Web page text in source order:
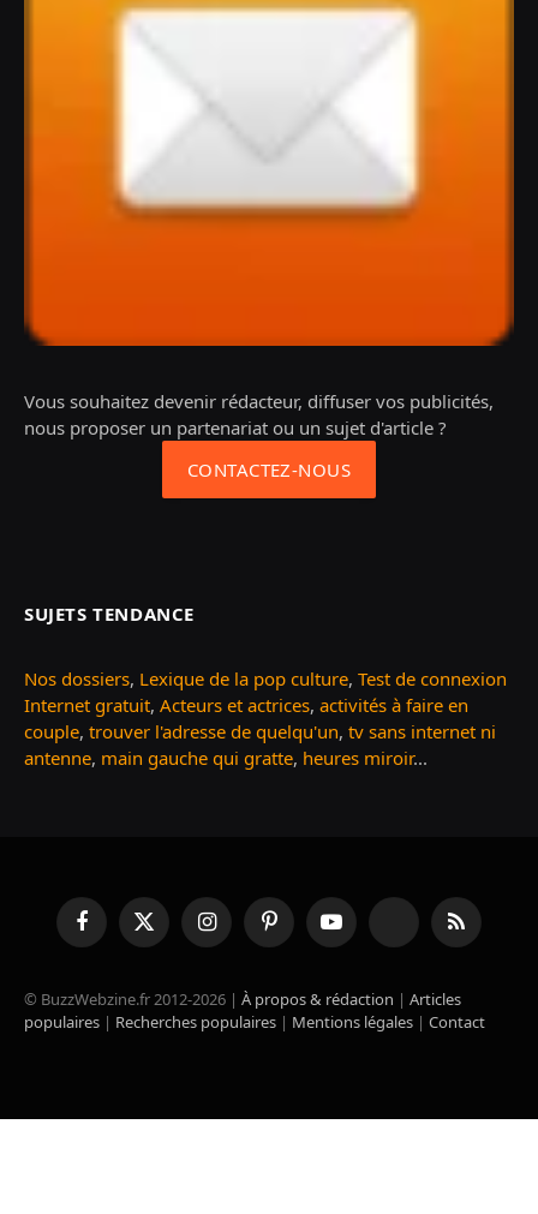
Vous souhaitez devenir rédacteur, diffuser vos publicités,
nous proposer un partenariat ou un sujet d'article ?
CONTACTEZ-NOUS
SUJETS TENDANCE
Nos dossiers, Lexique de la pop culture, Test de connexion
Internet gratuit, Acteurs et actrices, activités à faire en
couple, trouver l'adresse de quelqu'un, tv sans internet ni
antenne, main gauche qui gratte, heures miroir...
FacebookX
(Twitter)
InstagramPinterestYouTube TikTok RSS
© BuzzWebzine.fr 2012-2026 | À propos & rédaction | Articles
populaires | Recherches populaires | Mentions légales | Contact